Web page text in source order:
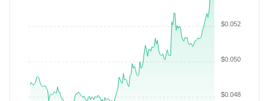
$0.048
$0.050
$0.052